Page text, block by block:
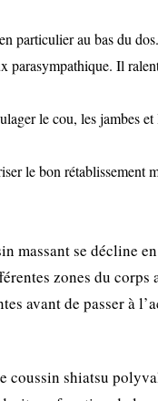
particulier au bas du dos.
parasympathique. Il
le cou, les jambes et
le bon rétablissement
massant se décline
zones du corps
avant de passer à
coussin shiatsu